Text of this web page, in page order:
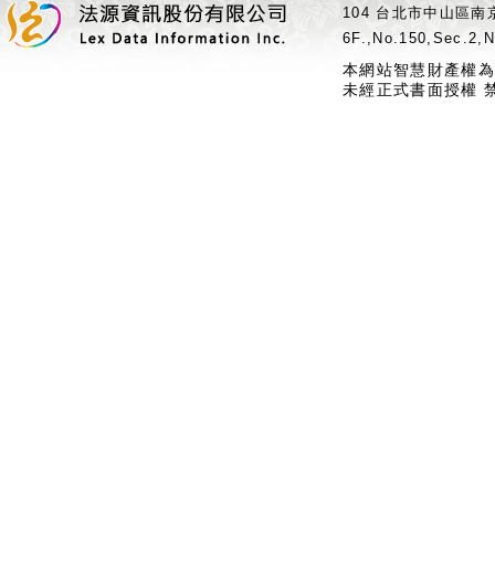
104 台北市中山區
本網站智慧財產權
未經正式書面授權